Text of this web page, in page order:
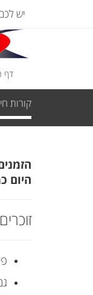
יש
דף
קורות
היום